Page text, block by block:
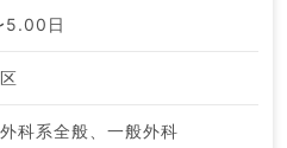
5.00日
科系全般、一般外科